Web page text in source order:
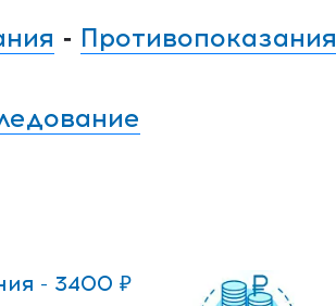
- Противопоказания
- 3400 ₽